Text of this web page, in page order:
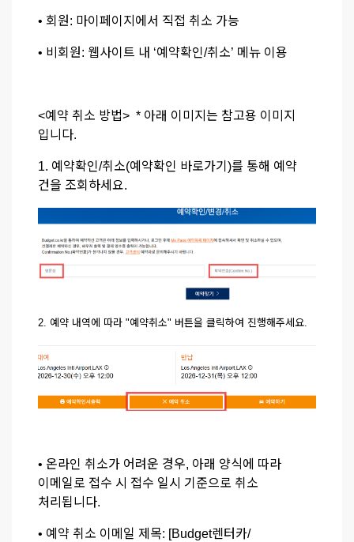
• 회원: 마이페이지에서 직접 취소 가능
• 비회원: 웹사이트 내 ‘예약확인/취소’ 메뉴 이용
<예약 취소 방법> * 아래 이미지는 참고용 이미지
입니다.
1. 예약확인/취소(예약확인 바로가기)를 통해 예약
건을 조회하세요.
2. 예약 내역에 따라 "예약취소" 버튼을 클릭하여 진행해주세요.
• 온라인 취소가 어려운 경우, 아래 양식에 따라
이메일로 접수 시 접수 일시 기준으로 취소
처리됩니다.
• 예약 취소 이메일 제목: [Budget렌터카/